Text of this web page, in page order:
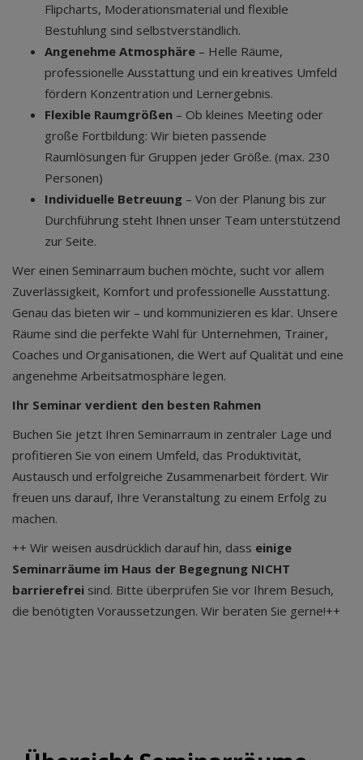
Flipcharts, Moderationsmaterial und flexible
Bestuhlung sind selbstverständlich.
Angenehme Atmosphäre – Helle Räume,
professionelle Ausstattung und ein kreatives Umfeld
fördern Konzentration und Lernergebnis.
Flexible Raumgrößen – Ob kleines Meeting oder
große Fortbildung: Wir bieten passende
Raumlösungen für Gruppen jeder Größe. (max. 230
Personen)
Individuelle Betreuung – Von der Planung bis zur
Durchführung steht Ihnen unser Team unterstützend
zur Seite.
Wer einen Seminarraum buchen möchte, sucht vor allem
Zuverlässigkeit, Komfort und professionelle Ausstattung.
Genau das bieten wir – und kommunizieren es klar. Unsere
Räume sind die perfekte Wahl für Unternehmen, Trainer,
Coaches und Organisationen, die Wert auf Qualität und eine
angenehme Arbeitsatmosphäre legen.
Ihr Seminar verdient den besten Rahmen
Buchen Sie jetzt Ihren Seminarraum in zentraler Lage und
profitieren Sie von einem Umfeld, das Produktivität,
Austausch und erfolgreiche Zusammenarbeit fördert. Wir
freuen uns darauf, Ihre Veranstaltung zu einem Erfolg zu
machen.
++ Wir weisen ausdrücklich darauf hin, dass einige
Seminarräume im Haus der Begegnung NICHT
barrierefrei sind. Bitte überprüfen Sie vor Ihrem Besuch,
die benötigten Voraussetzungen. Wir beraten Sie gerne!++